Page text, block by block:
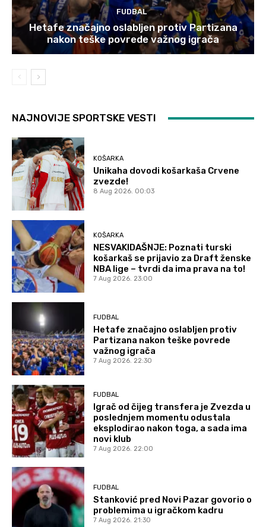
FUDBAL
Hetafe značajno oslabljen protiv Partizana
nakon teške povrede važnog igrača
NAJNOVIJE SPORTSKE VESTI
KOŠARKA
Unikaha dovodi košarkaša Crvene
zvezde!
8 Aug 2026. 00:03
KOŠARKA
NESVAKIDAŠNJE: Poznati turski
košarkaš se prijavio za Draft ženske
NBA lige – tvrdi da ima prava na to!
7 Aug 2026. 23:00
FUDBAL
Hetafe značajno oslabljen protiv
Partizana nakon teške povrede
važnog igrača
7 Aug 2026. 22:30
FUDBAL
Igrač od čijeg transfera je Zvezda u
poslednjem momentu odustala
eksplodirao nakon toga, a sada ima
novi klub
7 Aug 2026. 22:00
FUDBAL
Stanković pred Novi Pazar govorio o
problemima u igračkom kadru
7 Aug 2026. 21:30